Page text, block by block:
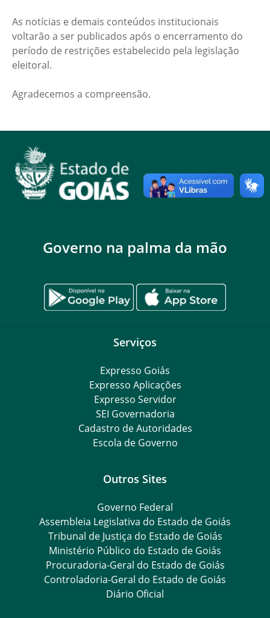
As notícias e demais conteúdos institucionais
voltarão a ser publicados após o encerramento do
período de restrições estabelecido pela legislação
eleitoral.
Agradecemos a compreensão.
Governo na palma da mão
Serviços
Expresso Goiás
Expresso Aplicações
Expresso Servidor
SEI Governadoria
Cadastro de Autoridades
Escola de Governo
Outros Sites
Governo Federal
Assembleia Legislativa do Estado de Goiás
Tribunal de Justiça do Estado de Goiás
Ministério Público do Estado de Goiás
Procuradoria-Geral do Estado de Goiás
Controladoria-Geral do Estado de Goiás
Diário Oficial